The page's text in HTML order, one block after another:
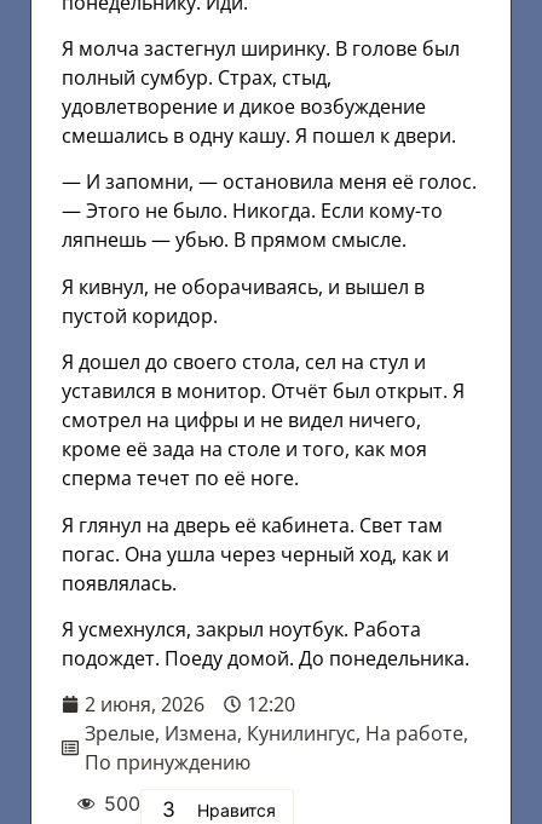
Я молча застегнул ширинку. В голове был
полный сумбур. Страх, стыд,
удовлетворение и дикое возбуждение
смешались в одну кашу. Я пошел к двери.
— И запомни, — остановила меня её голос.
— Этого не было. Никогда. Если кому-то
ляпнешь — убью. В прямом смысле.
Я кивнул, не оборачиваясь, и вышел в
пустой коридор.
Я дошел до своего стола, сел на стул и
уставился в монитор. Отчёт был открыт. Я
смотрел на цифры и не видел ничего,
кроме её зада на столе и того, как моя
сперма течет по её ноге.
Я глянул на дверь её кабинета. Свет там
погас. Она ушла через черный ход, как и
появлялась.
Я усмехнулся, закрыл ноутбук. Работа
подождет. Поеду домой. До понедельника.
2 июня, 2026
12:20
Зрелые, Измена, Кунилингус, На работе,
По принуждению
500 3 Нравится